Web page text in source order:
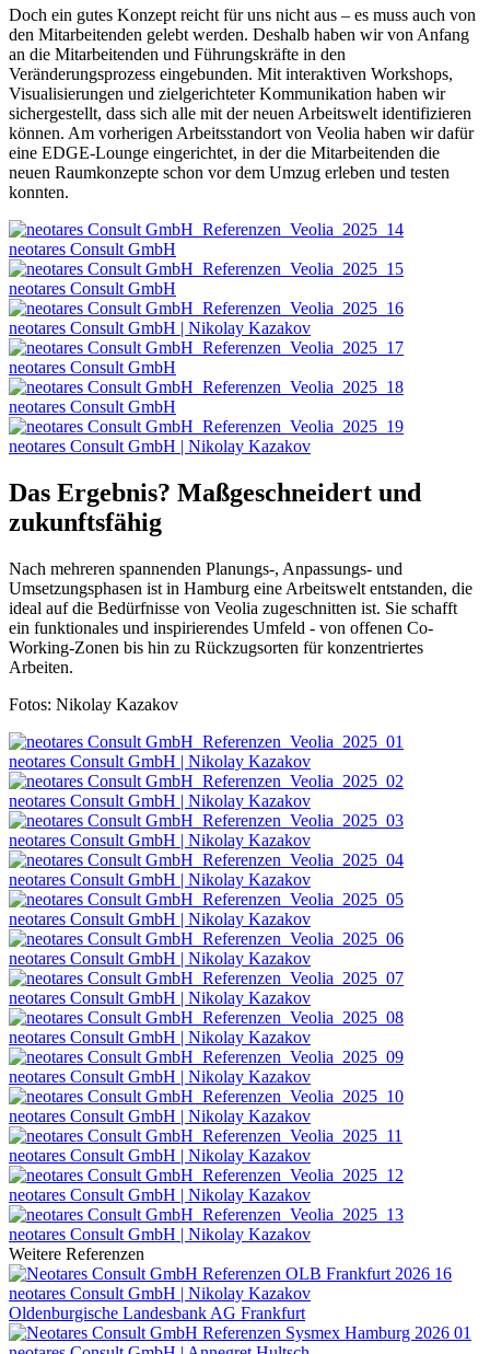
Doch ein gutes Konzept reicht für uns nicht aus – es muss auch von
den Mitarbeitenden gelebt werden. Deshalb haben wir von Anfang
an die Mitarbeitenden und Führungskräfte in den
Veränderungsprozess eingebunden. Mit interaktiven Workshops,
Visualisierungen und zielgerichteter Kommunikation haben wir
sichergestellt, dass sich alle mit der neuen Arbeitswelt identifizieren
können. Am vorherigen Arbeitsstandort von Veolia haben wir dafür
eine EDGE-Lounge eingerichtet, in der die Mitarbeitenden die
neuen Raumkonzepte schon vor dem Umzug erleben und testen
konnten.
neotares Consult GmbH
neotares Consult GmbH
neotares Consult GmbH | Nikolay Kazakov
neotares Consult GmbH
neotares Consult GmbH
neotares Consult GmbH | Nikolay Kazakov
Das Ergebnis? Maßgeschneidert und
zukunftsfähig
Nach mehreren spannenden Planungs-, Anpassungs- und
Umsetzungsphasen ist in Hamburg eine Arbeitswelt entstanden, die
ideal auf die Bedürfnisse von Veolia zugeschnitten ist. Sie schafft
ein funktionales und inspirierendes Umfeld - von offenen Co-
Working-Zonen bis hin zu Rückzugsorten für konzentriertes
Arbeiten.
Fotos: Nikolay Kazakov
neotares Consult GmbH | Nikolay Kazakov
neotares Consult GmbH | Nikolay Kazakov
neotares Consult GmbH | Nikolay Kazakov
neotares Consult GmbH | Nikolay Kazakov
neotares Consult GmbH | Nikolay Kazakov
neotares Consult GmbH | Nikolay Kazakov
neotares Consult GmbH | Nikolay Kazakov
neotares Consult GmbH | Nikolay Kazakov
neotares Consult GmbH | Nikolay Kazakov
neotares Consult GmbH | Nikolay Kazakov
neotares Consult GmbH | Nikolay Kazakov
neotares Consult GmbH | Nikolay Kazakov
neotares Consult GmbH | Nikolay Kazakov
Weitere Referenzen
neotares Consult GmbH | Nikolay Kazakov
Oldenburgische Landesbank AG Frankfurt